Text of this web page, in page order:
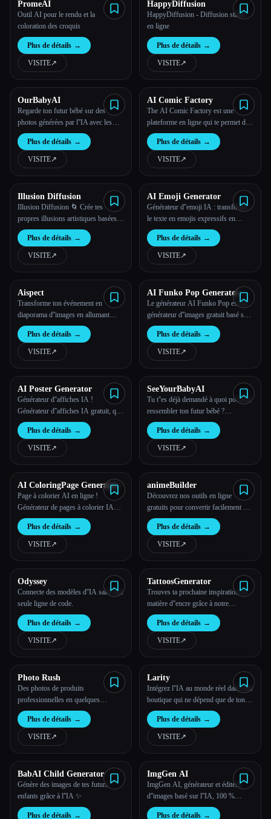
PromeAI
Outil AI pour le rendu et la
coloration des croquis
Plus de détails →
VISITE↗︎
HappyDiffusion
HappyDiffusion - Diffusion stable
en ligne
Plus de détails →
VISITE↗︎
OurBabyAI
Regarde ton futur bébé sur des
photos générées par l''IA avec les
photos des parents ou une
échographie 4D
Plus de détails →
VISITE↗︎
AI Comic Factory
The AI Comic Factory est une
plateforme en ligne qui te permet de
créer tes propres bandes dessinées à
l''aide de l''IA.
Plus de détails →
VISITE↗︎
Illusion Diffusion
Illusion Diffusion 🌀 Crée tes
propres illusions artistiques basées
sur l''IA gratuitement en ligne
Plus de détails →
VISITE↗︎
AI Emoji Generator
Générateur d''emoji IA : transforme
le texte en emojis expressifs en
quelques secondes.
Plus de détails →
VISITE↗︎
Aispect
Transforme ton événement en
diaporama d''images en allumant
simplement ton micro.
Plus de détails →
VISITE↗︎
AI Funko Pop Generator
Le générateur AI Funko Pop est un
générateur d''images gratuit basé sur
l''intelligence artificielle.
Plus de détails →
VISITE↗︎
AI Poster Generator
Générateur d''affiches IA !
Générateur d''affiches IA gratuit, qui
génère des affiches à partir de mots
rapides grâce à l''IA
Plus de détails →
VISITE↗︎
SeeYourBabyAI
Tu t''es déjà demandé à quoi pourrait
ressembler ton futur bébé ?
Maintenant, tu n''en as plus besoin,
tu peux le voir !
Plus de détails →
VISITE↗︎
AI ColoringPage Generator
Page à colorier AI en ligne !
Générateur de pages à colorier IA
gratuit, il génère des pages à colorier
à partir de mots rapides grâce à l''IA.
Plus de détails →
VISITE↗︎
animeBuilder
Découvrez nos outils en ligne
gratuits pour convertir facilement des
photos en anime et générer des
images artistiques à partir de texte.
Laisse libre cours à ta créativité !
Plus de détails →
VISITE↗︎
Odyssey
Connecte des modèles d''IA sans une
seule ligne de code.
Plus de détails →
VISITE↗︎
TattoosGenerator
Trouves ta prochaine inspiration en
matière d''encre grâce à notre
générateur de tatouages alimenté par
l''IA.Plus de détails →
VISITE↗︎
Photo Rush
Des photos de produits
professionnelles en quelques
minutes.
Plus de détails →
VISITE↗︎
Larity
Intégrez l''IA au monde réel dans une
boutique qui ne dépend que de ton
imagination
Plus de détails →
VISITE↗︎
BabAI Child Generator
Génère des images de tes futurs
enfants grâce à l''IA ✨
Plus de détails →
ImgGen AI
ImgGen AI, générateur et éditeur
d''images basé sur l''IA, 100 %
gratuit
Plus de détails →